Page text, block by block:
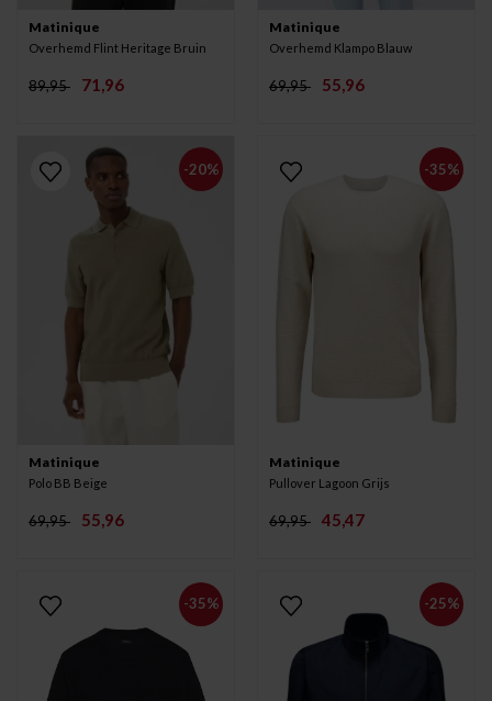
Matinique
Overhemd Flint Heritage Bruin
89,95 71,96
Matinique
Overhemd Klampo Blauw
69,95 55,96
-20%
Matinique
Polo BB Beige
69,95 55,96
-35%
Matinique
Pullover Lagoon Grijs
69,95 45,47
-35% -25%